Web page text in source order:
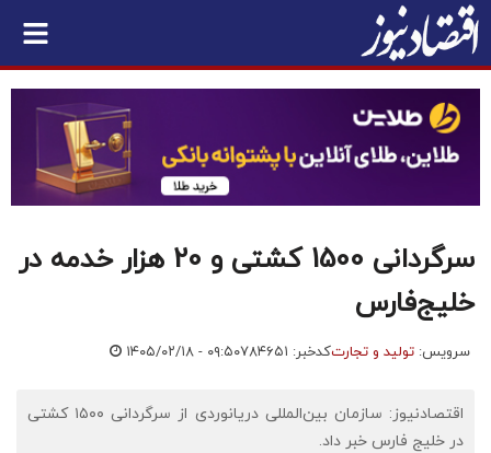
سرگردانی 1500 کشتی و 20 هزار خدمه در
خلیج‌فارس
سرویس: تولید و تجارتکدخبر: ۷۸۴۶۵۱ ۱۴۰۵/۰۲/۱۸ - ۰۹:۵۰
اقتصادنیوز: سازمان بین‌المللی دریانوردی از سرگردانی ۱۵۰۰ کشتی
در خلیج فارس خبر داد.